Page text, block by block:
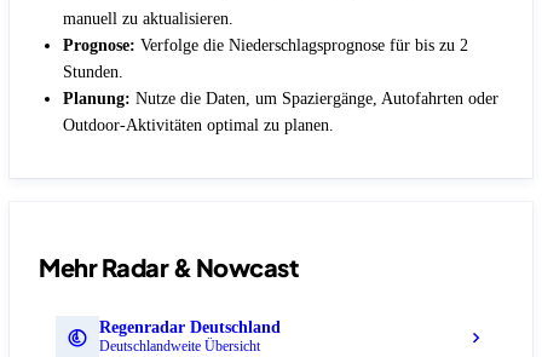
manuell zu aktualisieren.
Prognose: Verfolge die Niederschlagsprognose für bis zu 2
Stunden.
Planung: Nutze die Daten, um Spaziergänge, Autofahrten oder
Outdoor-Aktivitäten optimal zu planen.
Mehr Radar & Nowcast
Regenradar Deutschland
Deutschlandweite Übersicht